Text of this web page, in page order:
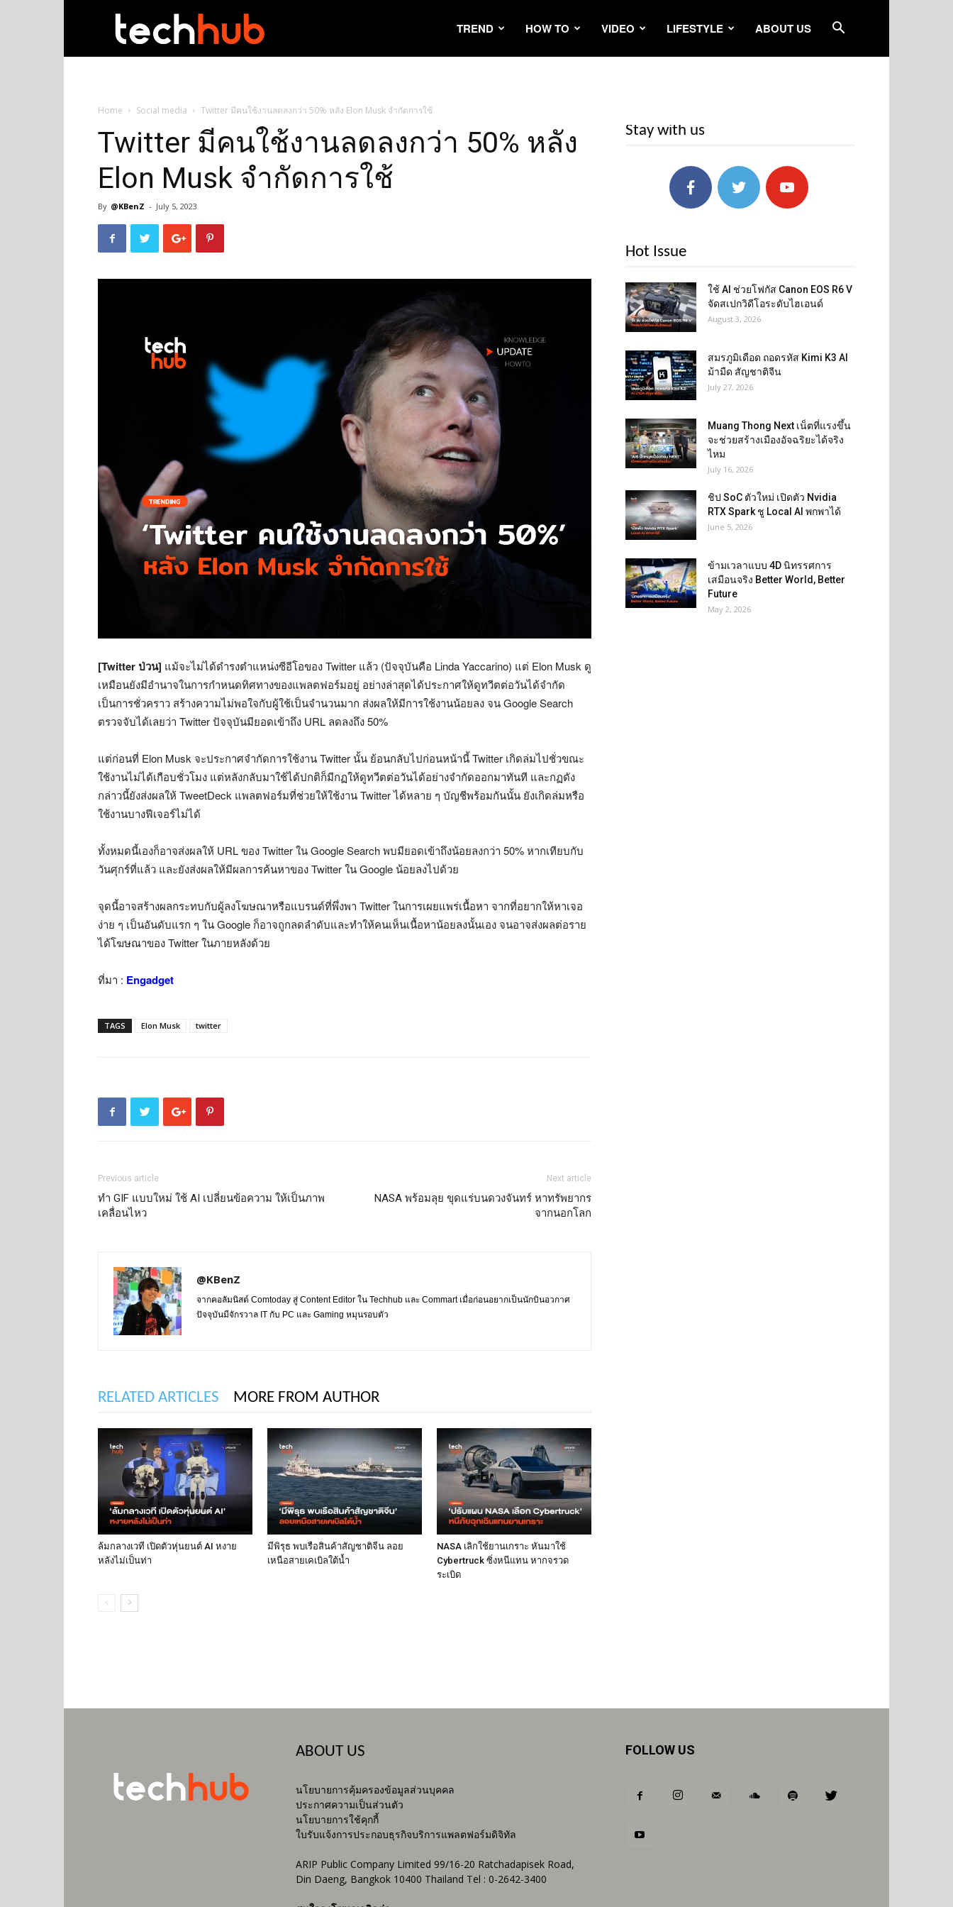
TREND HOW TO VIDEO LIFESTYLE ABOUT US
Home Social media Twitter มีคนใช้งานลดลงกว่า 50% หลัง Elon Musk จำกัดการใช้
Twitter มีคนใช้งานลดลงกว่า 50% หลัง
Elon Musk จำกัดการใช้
By @KBenZ - July 5, 2023
[Twitter ป่วน] แม้จะไม่ได้ดำรงตำแหน่งซีอีโอของ Twitter แล้ว (ปัจจุบันคือ Linda Yaccarino) แต่ Elon Musk ดู
เหมือนยังมีอำนาจในการกำหนดทิศทางของแพลตฟอร์มอยู่ อย่างล่าสุดได้ประกาศให้ดูทวีตต่อวันได้จำกัด
เป็นการชั่วคราว สร้างความไม่พอใจกับผู้ใช้เป็นจำนวนมาก ส่งผลให้มีการใช้งานน้อยลง จน Google Search
ตรวจจับได้เลยว่า Twitter ปัจจุบันมียอดเข้าถึง URL ลดลงถึง 50%
แต่ก่อนที่ Elon Musk จะประกาศจำกัดการใช้งาน Twitter นั้น ย้อนกลับไปก่อนหน้านี้ Twitter เกิดล่มไปชั่วขณะ
ใช้งานไม่ได้เกือบชั่วโมง แต่หลังกลับมาใช้ได้ปกติก็มีกฏให้ดูทวีตต่อวันได้อย่างจำกัดออกมาทันที และกฏดัง
กล่าวนี้ยังส่งผลให้ TweetDeck แพลตฟอร์มที่ช่วยให้ใช้งาน Twitter ได้หลาย ๆ บัญชีพร้อมกันนั้น ยังเกิดล่มหรือ
ใช้งานบางฟีเจอร์ไม่ได้
ทั้งหมดนี้เองก็อาจส่งผลให้ URL ของ Twitter ใน Google Search พบมียอดเข้าถึงน้อยลงกว่า 50% หากเทียบกับ
วันศุกร์ที่แล้ว และยังส่งผลให้มีผลการค้นหาของ Twitter ใน Google น้อยลงไปด้วย
จุดนี้อาจสร้างผลกระทบกับผู้ลงโฆษณาหรือแบรนด์ที่พึ่งพา Twitter ในการเผยแพร่เนื้อหา จากที่อยากให้หาเจอ
ง่าย ๆ เป็นอันดับแรก ๆ ใน Google ก็อาจถูกลดลำดับและทำให้คนเห็นเนื้อหาน้อยลงนั้นเอง จนอาจส่งผลต่อราย
ได้โฆษณาของ Twitter ในภายหลังด้วย
ที่มา : Engadget
TAGS Elon Musk twitter
Previous article
ทำ GIF แบบใหม่ ใช้ AI เปลี่ยนข้อความ ให้เป็นภาพ
เคลื่อนไหว
Next article
NASA พร้อมลุย ขุดแร่บนดวงจันทร์ หาทรัพยากร
จากนอกโลก
@KBenZ
จากคอลัมนิสต์ Comtoday สู่ Content Editor ใน Techhub และ Commart เมื่อก่อนอยากเป็นนักบินอวกาศ
ปัจจุบันมีจักรวาล IT กับ PC และ Gaming หมุนรอบตัว
RELATED ARTICLES MORE FROM AUTHOR
ล้มกลางเวที เปิดตัวหุ่นยนต์ AI หงาย
หลังไม่เป็นท่า
มีพิรุธ พบเรือสินค้าสัญชาติจีน ลอย
เหนือสายเคเบิลใต้น้ำ
NASA เลิกใช้ยานเกราะ หันมาใช้
Cybertruck ซิ่งหนีแทน หากจรวด
ระเบิด
Stay with us
Hot Issue
ใช้ AI ช่วยโฟกัส Canon EOS R6 V
จัดสเปกวิดีโอระดับไฮเอนด์
August 3, 2026
สมรภูมิเดือด ถอดรหัส Kimi K3 AI
ม้ามืด สัญชาติจีน
July 27, 2026
Muang Thong Next เน็ตที่แรงขึ้น
จะช่วยสร้างเมืองอัจฉริยะได้จริง
ไหม
July 16, 2026
ชิป SoC ตัวใหม่ เปิดตัว Nvidia
RTX Spark ชู Local AI พกพาได้
June 5, 2026
ข้ามเวลาแบบ 4D นิทรรศการ
เสมือนจริง Better World, Better
Future
May 2, 2026
ABOUT US
นโยบายการคุ้มครองข้อมูลส่วนบุคคล
ประกาศความเป็นส่วนตัว
นโยบายการใช้คุกกี้
ใบรับแจ้งการประกอบธุรกิจบริการแพลตฟอร์มดิจิทัล
ARIP Public Company Limited 99/16-20 Ratchadapisek Road,
Din Daeng, Bangkok 10400 Thailand Tel : 0-2642-3400
FOLLOW US